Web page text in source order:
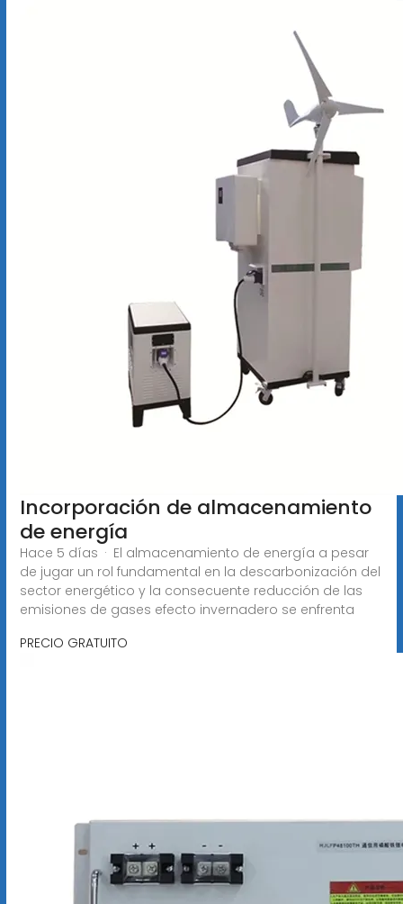
Incorporación de almacenamiento
de energía
Hace 5 días · El almacenamiento de energía a pesar
de jugar un rol fundamental en la descarbonización del
sector energético y la consecuente reducción de las
emisiones de gases efecto invernadero se enfrenta
PRECIO GRATUITO